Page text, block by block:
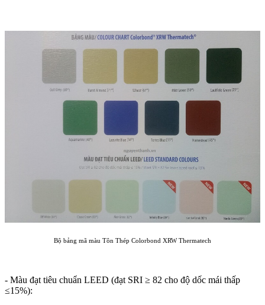
Bộ bảng mã màu Tôn Thép Colorbond XRW Thermatech
- Màu đạt tiêu chuẩn LEED (đạt SRI ≥ 82 cho độ dốc mái thấp
≤15%):